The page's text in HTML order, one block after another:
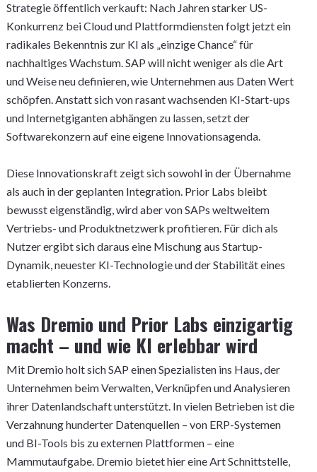
Strategie öffentlich verkauft: Nach Jahren starker US-
Konkurrenz bei Cloud und Plattformdiensten folgt jetzt ein
radikales Bekenntnis zur KI als „einzige Chance“ für
nachhaltiges Wachstum. SAP will nicht weniger als die Art
und Weise neu definieren, wie Unternehmen aus Daten Wert
schöpfen. Anstatt sich von rasant wachsenden KI-Start-ups
und Internetgiganten abhängen zu lassen, setzt der
Softwarekonzern auf eine eigene Innovationsagenda.
Diese Innovationskraft zeigt sich sowohl in der Übernahme
als auch in der geplanten Integration. Prior Labs bleibt
bewusst eigenständig, wird aber von SAPs weltweitem
Vertriebs- und Produktnetzwerk profitieren. Für dich als
Nutzer ergibt sich daraus eine Mischung aus Startup-
Dynamik, neuester KI-Technologie und der Stabilität eines
etablierten Konzerns.
Was Dremio und Prior Labs einzigartig
macht – und wie KI erlebbar wird
Mit Dremio holt sich SAP einen Spezialisten ins Haus, der
Unternehmen beim Verwalten, Verknüpfen und Analysieren
ihrer Datenlandschaft unterstützt. In vielen Betrieben ist die
Verzahnung hunderter Datenquellen – von ERP-Systemen
und BI-Tools bis zu externen Plattformen – eine
Mammutaufgabe. Dremio bietet hier eine Art Schnittstelle,